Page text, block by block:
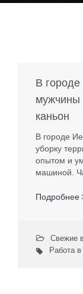
В
мужчины
каньон
В городе
уборку
опытом и
машиной.
Подробнее
Свежие
Работа